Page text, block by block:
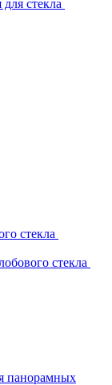
стекла
стекла
стекла
панорамных